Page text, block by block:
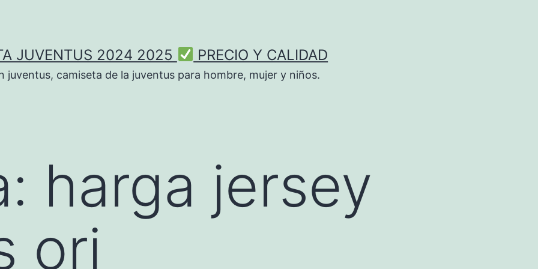
JUVENTUS 2024 2025 PRECIO Y CALIDAD
juventus, camiseta de la juventus para hombre, mujer y niños.
harga jersey
ori